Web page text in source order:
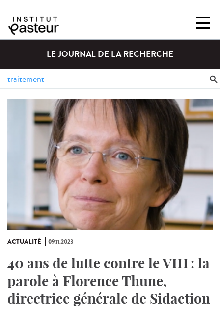
LE JOURNAL DE LA RECHERCHE
ACTUALITÉ 09.11.2023
40 ans de lutte contre le VIH : la
parole à Florence Thune,
directrice générale de Sidaction